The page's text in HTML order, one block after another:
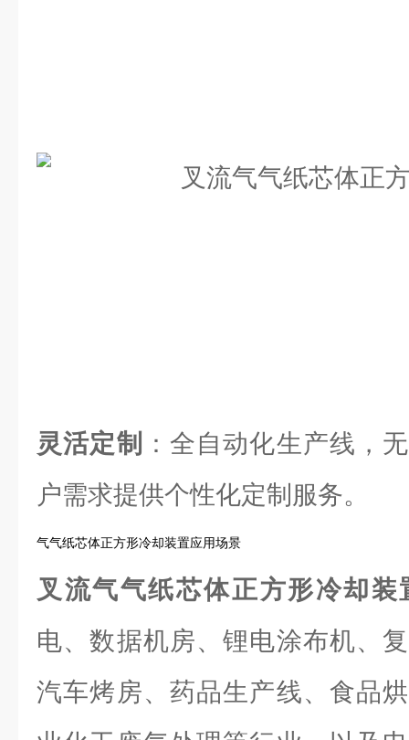
灵活定制
：全自动化生产线，
户需求提供个性化定制服务。
气气纸芯体正方形冷却装置应用场景
叉流气气纸芯体正方形冷却装
电、数据机房、锂电涂布机、
汽车烤房、药品生产线、食品